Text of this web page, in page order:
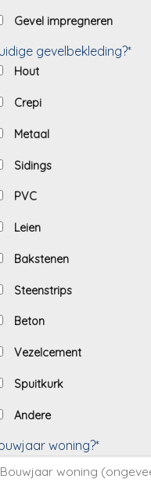
Gevel impregneren
gevelbekleding?*
Hout
Crepi
Metaal
Sidings
PVC
Leien
Bakstenen
Steenstrips
Beton
Vezelcement
Spuitkurk
Andere
woning?*